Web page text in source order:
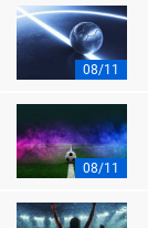
08/11
08/11